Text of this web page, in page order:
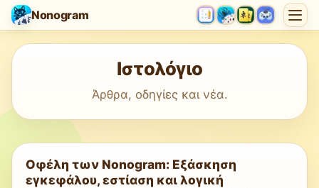
Nonogram
Ιστολόγιο
Άρθρα, οδηγίες και νέα.
Οφέλη των Nonogram: Εξάσκηση
εγκεφάλου, εστίαση και λογική